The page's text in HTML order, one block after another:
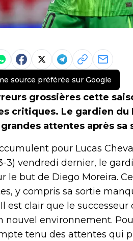
source préférée sur Google
grossières cette
critiques. Le gardien du
attentes après
pour Lucas
3) vendredi dernier, le
le but de Diego Moreira.
y compris sa sortie
Il est clair que le
nouvel environnement.
tenu des attentes qui